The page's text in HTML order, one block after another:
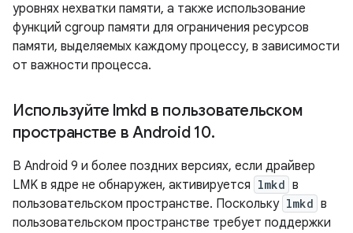
уровнях нехватки памяти, а также использование
функций cgroup памяти для ограничения ресурсов
памяти, выделяемых каждому процессу, в зависимости
от важности процесса.
Используйте lmkd в пользовательском
пространстве в Android 10.
В Android 9 и более поздних версиях, если драйвер
LMK в ядре не обнаружен, активируется lmkd в
пользовательском пространстве. Поскольку lmkd в
пользовательском пространстве требует поддержки